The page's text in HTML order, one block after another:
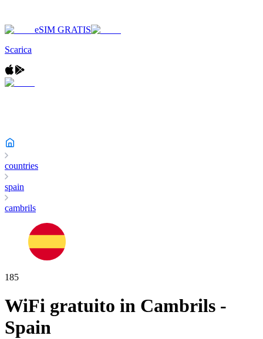
eSIM GRATIS
Scarica
countries
spain
cambrils
185
WiFi gratuito in Cambrils -
Spain